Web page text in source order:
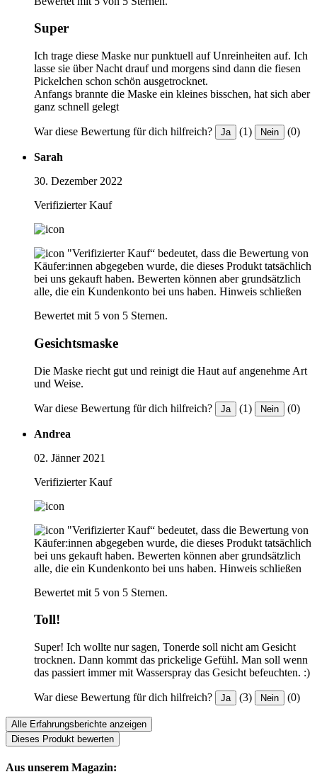
Super
Ich trage diese Maske nur punktuell auf Unreinheiten auf. Ich
lasse sie über Nacht drauf und morgens sind dann die fiesen
Pickelchen schon schön ausgetrocknet.
Anfangs brannte die Maske ein kleines bisschen, hat sich aber
ganz schnell gelegt
War diese Bewertung für dich hilfreich? Ja (1) Nein (0)
Sarah
30. Dezember 2022
Verifizierter Kauf
"Verifizierter Kauf“ bedeutet, dass die Bewertung von
Käufer:innen abgegeben wurde, die dieses Produkt tatsächlich
bei uns gekauft haben. Bewerten können aber grundsätzlich
alle, die ein Kundenkonto bei uns haben. Hinweis schließen
Bewertet mit 5 von 5 Sternen.
Gesichtsmaske
Die Maske riecht gut und reinigt die Haut auf angenehme Art
und Weise.
War diese Bewertung für dich hilfreich? Ja (1) Nein (0)
Andrea
02. Jänner 2021
Verifizierter Kauf
"Verifizierter Kauf“ bedeutet, dass die Bewertung von
Käufer:innen abgegeben wurde, die dieses Produkt tatsächlich
bei uns gekauft haben. Bewerten können aber grundsätzlich
alle, die ein Kundenkonto bei uns haben. Hinweis schließen
Bewertet mit 5 von 5 Sternen.
Toll!
Super! Ich wollte nur sagen, Tonerde soll nicht am Gesicht
trocknen. Dann kommt das prickelige Gefühl. Man soll wenn
das passiert immer mit Wasserspray das Gesicht befeuchten. :)
War diese Bewertung für dich hilfreich? Ja (3) Nein (0)
Alle Erfahrungsberichte anzeigen
Dieses Produkt bewerten
Aus unserem Magazin: